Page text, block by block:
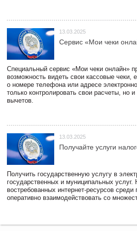
13.03.2025
Сервис «Мои чеки
Специальный сервис «Мои чеки онлайн»
возможность видеть свои кассовые
о номере телефона или адресе
только контролировать свои расчеты, но
вычетов.
13.03.2025
Получайте услуги
Получить государственную услугу в
государственных и муниципальных
востребованных интернет-ресурсов
оперативно взаимодействовать со